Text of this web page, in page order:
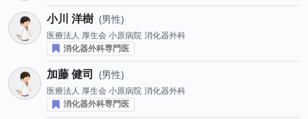
小川 洋樹 男性
医療法人 厚生会 小原病院 消化器外科
消化器外科専門医
加藤 健司 男性
医療法人 厚生会 小原病院 消化器外科
消化器外科専門医